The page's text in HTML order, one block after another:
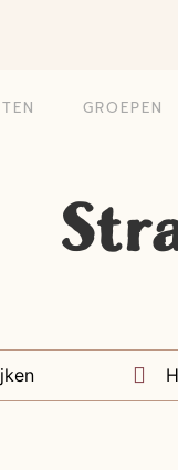
GROEPEN